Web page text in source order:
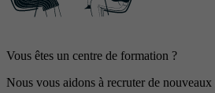
Vous êtes un centre de formation ?
Nous vous aidons à recruter de nouveaux